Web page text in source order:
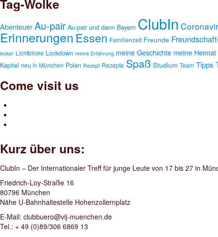
Tag-Wolke
AbenteuerAu-pair Au-pair und dann Bayern ClubIn
Erinnerungen Essen Familienzeit Freunde
lecker Lichtblicke Lockdown meine Erfahrung meine Geschichte meine Heimat
Kapitel neu in München Polen Rezept Rezepte Spaß Studium Team Tipps
Come visit us
Kurz über uns:
ClubIn – Der Internationaler Treff für junge Leute von 17 bis 27 in
Friedrich-Loy-Straße 16
80796 München
Nähe U-Bahnhaltestelle Hohenzollernplatz
E-Mail: clubbuero@vij-muenchen.de
Tel.: + 49 (0)89/306 6869 13